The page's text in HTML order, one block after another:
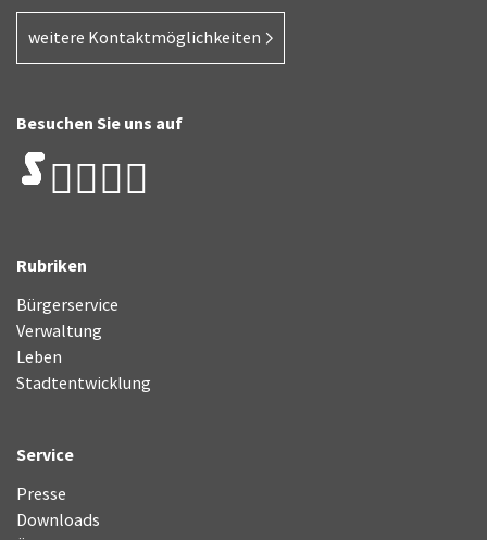
weitere Kontaktmöglichkeiten
Besuchen Sie uns auf
Rubriken
Bürgerservice
Verwaltung
Leben
Stadtentwicklung
Service
Presse
Downloads